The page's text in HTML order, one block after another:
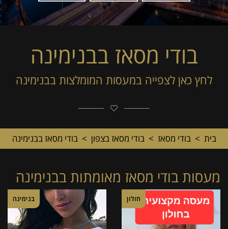
בודי מסאז בבנימינה
לחץ כאן לצפייה במעסות המומלצות בבנימינה
בית > בודי מסאז > בודי מסאז בצפון > בודי מסאז בבנימינה
מעסות בודי מסאז מאומתות בבנימינה
בנימינה חולון